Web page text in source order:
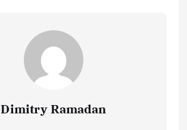
Dimitry Ramadan